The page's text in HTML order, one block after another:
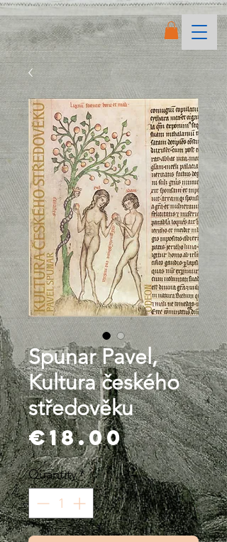
Spunar Pavel,
Kultura českého
středověku
€18.00Price
Quantity*